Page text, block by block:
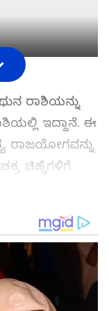
ರಾಶಿಯನ್ನು
ಇದ್ದಾನೆ. ಈ
ರಾಜಯೋಗವನ್ನು
ಚಿಹ್ನೆಗಳಿಗೆ
news ಅನ್ನು